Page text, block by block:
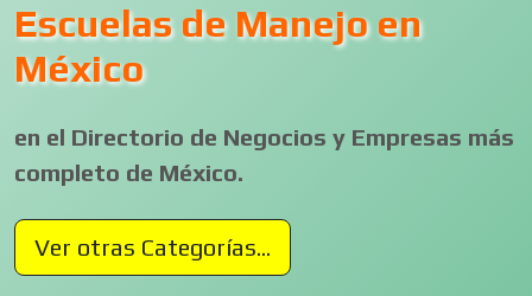
Escuelas de Manejo en
México
en el Directorio de Negocios y Empresas más
completo de México.
Ver otras Categorías...